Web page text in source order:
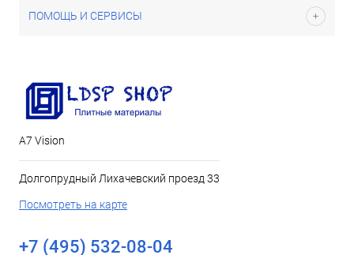
ПОМОЩЬ И СЕРВИСЫ
А7 Vision
Долгопрудный Лихачевский проезд 33
Посмотреть на карте
+7 (495) 532-08-04